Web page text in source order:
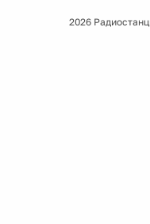
2026